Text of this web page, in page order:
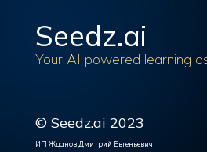
Seedz.ai
Your AI powered learning
© Seedz.ai 2023
ИП Жданов Дмитрий Евгеньевич